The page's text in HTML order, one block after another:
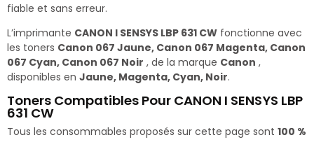
fiable et sans erreur.
L’imprimante CANON I SENSYS LBP 631 CW fonctionne avec
les toners Canon 067 Jaune, Canon 067 Magenta, Canon
067 Cyan, Canon 067 Noir , de la marque Canon ,
disponibles en Jaune, Magenta, Cyan, Noir.
Toners Compatibles Pour CANON I SENSYS LBP
631 CW
Tous les consommables proposés sur cette page sont 100 %